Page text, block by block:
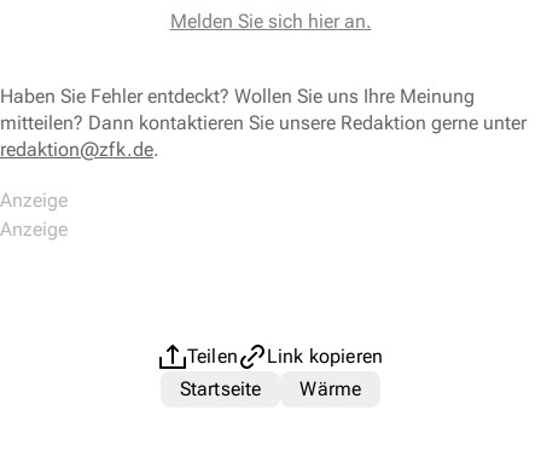
Melden Sie sich hier an.
Haben Sie Fehler entdeckt? Wollen Sie uns Ihre Meinung
mitteilen? Dann kontaktieren Sie unsere Redaktion gerne unter
redaktion@zfk.de.
Teilen
Link kopieren
Startseite
Wärme